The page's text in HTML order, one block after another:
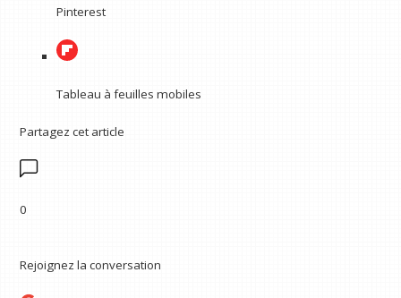
Pinterest
Tableau à feuilles mobiles
Partagez cet article
0
Rejoignez la conversation